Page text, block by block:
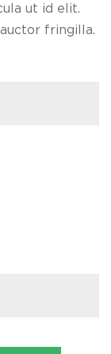
ut id elit.
fringilla.